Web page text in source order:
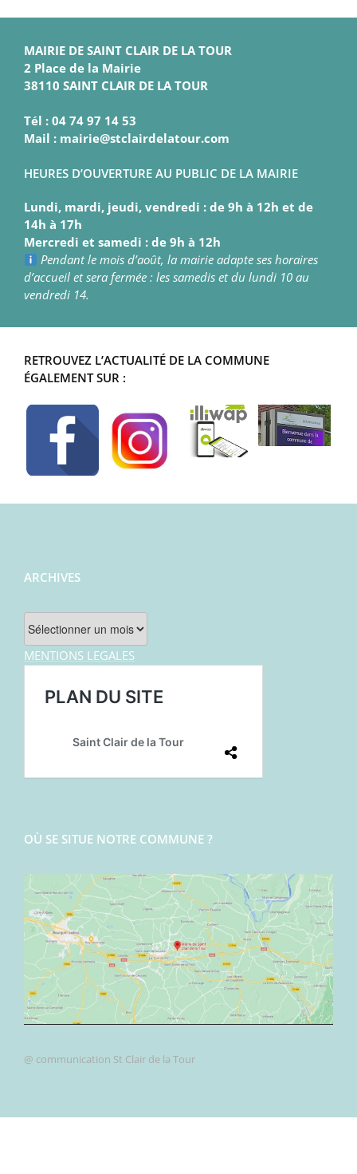
MAIRIE DE SAINT CLAIR DE LA TOUR
2 Place de la Mairie
38110 SAINT CLAIR DE LA TOUR
Tél : 04 74 97 14 53
Mail : mairie@stclairdelatour.com
HEURES D’OUVERTURE AU PUBLIC DE LA MAIRIE
Lundi, mardi, jeudi, vendredi : de 9h à 12h et de
14h à 17h
Mercredi et samedi : de 9h à 12h
Pendant le mois d’août, la mairie adapte ses horaires
d’accueil et sera fermée : les samedis et du lundi 10 au
vendredi 14.
RETROUVEZ L’ACTUALITÉ DE LA COMMUNE
ÉGALEMENT SUR :
ARCHIVES
Archives
MENTIONS LEGALES
OÙ SE SITUE NOTRE COMMUNE ?
@ communication St Clair de la Tour